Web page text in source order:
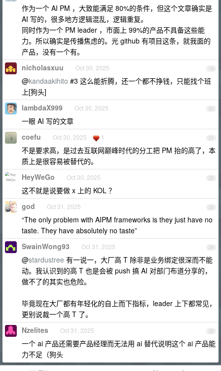
作为一个 AI PM ，大致能满足 80%的条件，但这个文章确实是
AI 写的，很多地方逻辑混乱，逻辑重复。
同时作为一个 PM leader ，市面上 99%的产品不具备这些能
力。所以确实是传播焦虑的。光 github 有项目这条，就我面的
产品，没有一个有。
19
nicholasxuu Oct 30, 2025
@kandaakihito #3 这么能折腾，还一个都不挣钱，只能找个班
上[狗头]
20
lambdaX999 Oct 30, 2025
一眼 AI 写的文章
21
coefu Oct 30, 2025 1
不是要求高，是过去互联网巅峰时代的分工把 PM 抬的高了，本
质上是很容易被替代的。
22
HeyWeGo Oct 30, 2025
这不就是说要做 x 上的 KOL ？
23
god Oct 31, 2025
“The only problem with AIPM frameworks is they just have no
taste. They have absolutely no taste”
24
SwainWong93 Oct 31, 2025
@stardustree 有一说一，大厂高 T 除非是业务绑定很深而不能
动。我认识到的高 T 也是会被 push 搞 AI 对部门布道分享的，
做不了的其实也危险。
毕竟现在大厂都有年轻化的自上而下指标，leader 上下都常见，
更别说裁一个高 T 了。
25
Nzelites Oct 31, 2025
一个 ai 产品还需要产品经理而无法用 ai 替代说明这个 ai 产品能
力不足（狗头